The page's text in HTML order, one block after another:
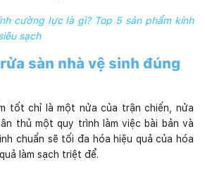
cường lực là gì? Top 5 sản phẩm kính
sạch
sàn nhà vệ sinh đúng
tốt chỉ là một nửa của trận chiến, nửa
thủ một quy trình làm việc bài bản và
chuẩn sẽ tối đa hóa hiệu quả của hóa
làm sạch triệt để.